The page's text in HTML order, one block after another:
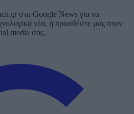
στο Google News για να
νέα, ή προσθέστε μας στον
media σας.